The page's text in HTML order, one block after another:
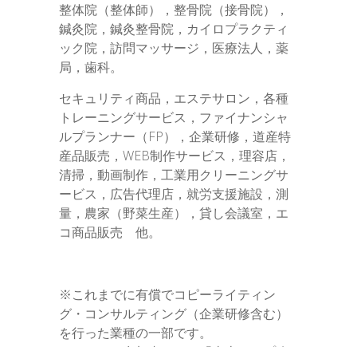
整体院（整体師），整骨院（接骨院），
鍼灸院，鍼灸整骨院，カイロプラクティ
ック院，訪問マッサージ，医療法人，薬
局，歯科。
セキュリティ商品，エステサロン，各種
トレーニングサービス，ファイナンシャ
ルプランナー（FP），企業研修，道産特
産品販売，WEB制作サービス，理容店，
清掃，動画制作，工業用クリーニングサ
ービス，広告代理店，就労支援施設，測
量，農家（野菜生産），貸し会議室，エ
コ商品販売 他。
※これまでに有償でコピーライティン
グ・コンサルティング（企業研修含む）
を行った業種の一部です。